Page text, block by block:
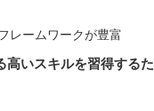
レームワークが豊富
高いスキルを習得する